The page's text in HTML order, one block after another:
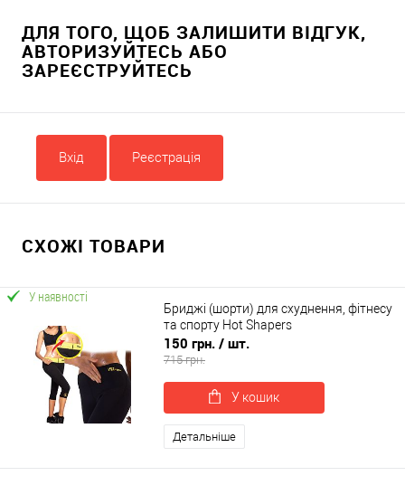
ДЛЯ ТОГО, ЩОБ ЗАЛИШИТИ ВІДГУК,
АВТОРИЗУЙТЕСЬ АБО
ЗАРЕЄСТРУЙТЕСЬ
Вхід Реєстрація
СХОЖІ ТОВАРИ
У наявності
Бриджі (шорти) для схуднення, фітнесу
та спорту Hot Shapers
150 грн. / шт.
715 грн.
У кошик
Детальніше